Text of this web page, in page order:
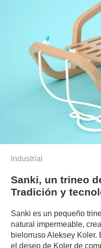
Industrial
Sanki, un trineo
Tradición y
Sanki es un pequeño
natural impermeable,
bielorruso Aleksey Koler.
el deseo de Koler de